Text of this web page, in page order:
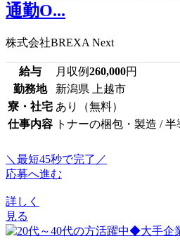
通勤O...
株式会社BREXA Next
給与 月収例260,000円
勤務地
新潟県 上越市
寮・社宅 あり（無料）
仕事内容 トナーの梱包・製造 /
＼最短45秒で完了／
応募へ進む
詳しく
見る